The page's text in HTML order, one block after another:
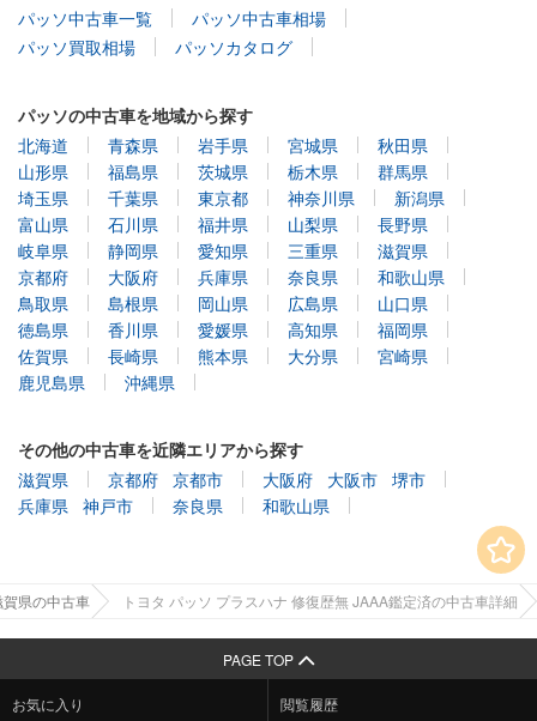
パッソ中古車一覧
パッソ中古車相場
パッソ買取相場
パッソカタログ
パッソの中古車を地域から探す
北海道
青森県 岩手県 宮城県
秋田県
山形県
福島県 茨城県 栃木県
群馬県
埼玉県
千葉県 東京都 神奈川県
新潟県
富山県
石川県 福井県 山梨県
長野県
岐阜県
静岡県 愛知県 三重県
滋賀県
京都府
大阪府 兵庫県 奈良県
和歌山県
鳥取県
島根県 岡山県 広島県
山口県
徳島県
香川県 愛媛県 高知県
福岡県
佐賀県
長崎県 熊本県 大分県
宮崎県
鹿児島県
沖縄県
その他の中古車を近隣エリアから探す
滋賀県
京都府 京都市 大阪府 大阪市 堺市
兵庫県
神戸市 奈良県 和歌山県
県の中古車 トヨタ パッソ プラスハナ 修復歴無 JAAA鑑定済の中古車詳細
PAGE TOP
お気に入り 閲覧履歴